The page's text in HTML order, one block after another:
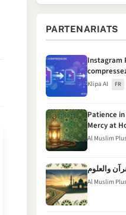
PARTENARIATS
Instagram
Klipa AI FR
Patience
Mercy at
Al Muslim
والعلوم
Al Muslim